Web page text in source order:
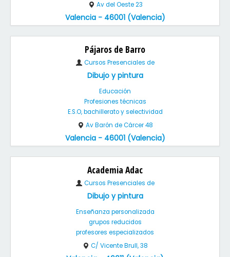
Av del Oeste 23
Valencia - 46001 (Valencia)
Pájaros de Barro
Cursos Presenciales de
Dibujo y pintura
Educación
Profesiones técnicas
E.S.O, bachillerato y selectividad
Av Barón de Cárcer 48
Valencia - 46001 (Valencia)
Academia Adac
Cursos Presenciales de
Dibujo y pintura
Enseñanza personalizada
grupos reducidos
profesores especializados
C/ Vicente Brull, 38